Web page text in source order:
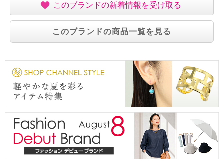
このブランドの新着情報を受け取る
このブランドの商品一覧を見る